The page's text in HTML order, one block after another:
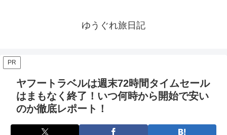
ゆうぐれ旅日記
PR
ヤフートラベルは週末72時間タイムセール
はまもなく終了！いつ何時から開始で安い
のか徹底レポート！